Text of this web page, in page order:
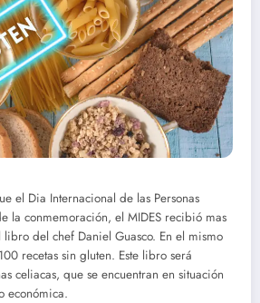
el Dia Internacional de las Personas
la conmemoración, el MIDES recibió mas
del chef Daniel Guasco. En el mismo
recetas sin gluten. Este libro será
celiacas, que se encuentran en situación
económica.